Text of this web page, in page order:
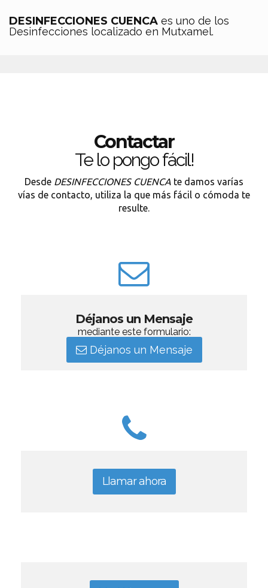
DESINFECCIONES CUENCA es uno de los
Desinfecciones localizado en Mutxamel.
Contactar
Te lo pongo fácil!
Desde DESINFECCIONES CUENCA te damos varías
vías de contacto, utiliza la que más fácil o cómoda te
resulte.
Déjanos un Mensaje
mediante este formulario:
Déjanos un Mensaje
Llamar ahora